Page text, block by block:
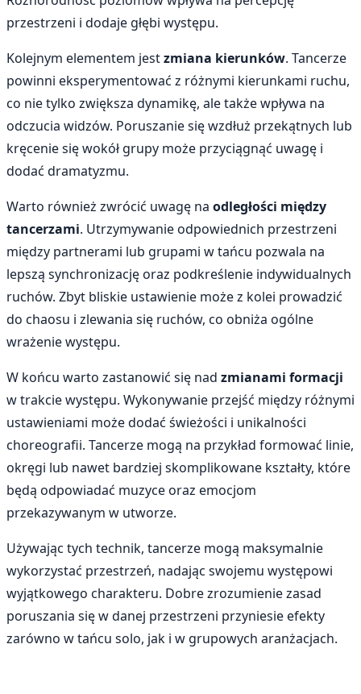
przestrzeni i dodaje głębi występu.
Kolejnym elementem jestzmiana kierunków. Tancerze
powinni eksperymentować z różnymi kierunkami ruchu,
co nie tylko zwiększa dynamikę, ale także wpływa na
odczucia widzów. Poruszanie się wzdłuż przekątnych lub
kręcenie się wokół grupy może przyciągnąć uwagę i
dodać dramatyzmu.
Warto również zwrócić uwagę na odległości między
tancerzami. Utrzymywanie odpowiednich przestrzeni
między partnerami lub grupami w tańcu pozwala na
lepszą synchronizację oraz podkreślenie indywidualnych
ruchów. Zbyt bliskie ustawienie może z kolei prowadzić
do chaosu i zlewania się ruchów, co obniża ogólne
wrażenie występu.
W końcu warto zastanowić się nad zmianami formacji
w trakcie występu. Wykonywanie przejść między różnymi
ustawieniami może dodać świeżości i unikalności
choreografii. Tancerze mogą na przykład formować linie,
okręgi lub nawet bardziej skomplikowane kształty, które
będą odpowiadać muzyce oraz emocjom
przekazywanym w utworze.
Używając tych technik, tancerze mogą maksymalnie
wykorzystać przestrzeń, nadając swojemu występowi
wyjątkowego charakteru. Dobre zrozumienie zasad
poruszania się w danej przestrzeni przyniesie efekty
zarówno w tańcu solo, jak i w grupowych aranżacjach.